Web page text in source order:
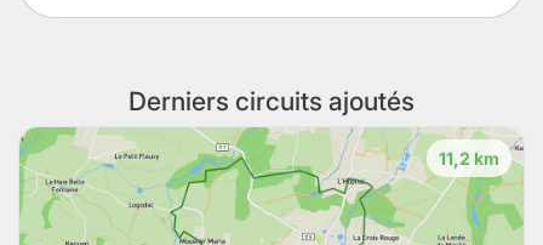
Derniers circuits ajoutés
11,2 km